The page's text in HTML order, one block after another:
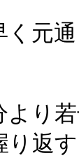
く元
より
り返す